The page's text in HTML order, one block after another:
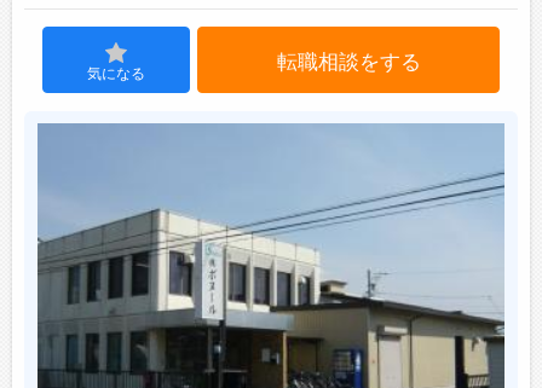
ジョブズゴーについて
会社概要
お問い合わせ
よくあるご質問
気になる 転職相談をする